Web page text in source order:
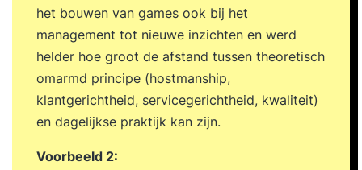
het bouwen van games ook bij het
management tot nieuwe inzichten en werd
helder hoe groot de afstand tussen theoretisch
omarmd principe (hostmanship,
klantgerichtheid, servicegerichtheid, kwaliteit)
en dagelijkse praktijk kan zijn.
Voorbeeld 2: